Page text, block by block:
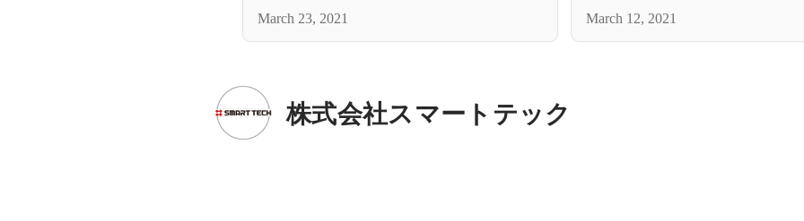
March 23, 2021 March 12, 2021
株式会社スマートテック